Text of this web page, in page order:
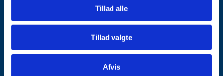
Tillad alle
Tillad valgte
Afvis